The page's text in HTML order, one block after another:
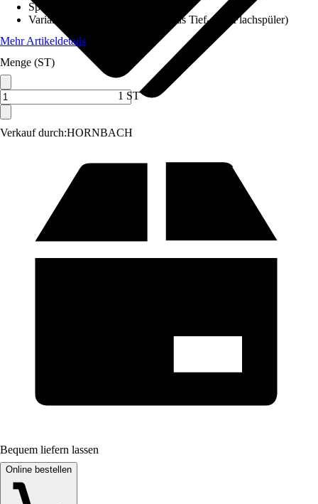
Verkauf durch:HORNBACH
Spülrand
Variante
Hybrid (Kombination aus Tief- und Flachspüler)
Mehr Artikeldetails
Menge (ST)
1 ST
Bequem liefern lassen
Online bestellen